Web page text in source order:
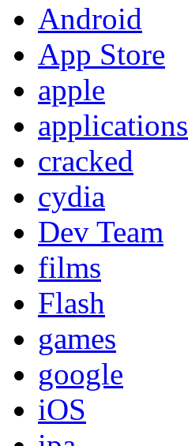
Android
App Store
apple
applications
cracked
cydia
Dev Team
films
Flash
games
google
iOS